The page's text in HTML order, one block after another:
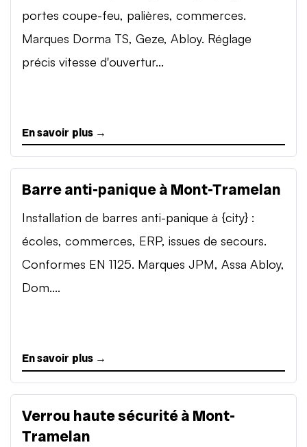
portes coupe-feu, palières, commerces.
Marques Dorma TS, Geze, Abloy. Réglage
précis vitesse d'ouvertur...
En savoir plus →
Barre anti-panique à Mont-Tramelan
Installation de barres anti-panique à {city} :
écoles, commerces, ERP, issues de secours.
Conformes EN 1125. Marques JPM, Assa Abloy,
Dom....
En savoir plus →
Verrou haute sécurité à Mont-
Tramelan